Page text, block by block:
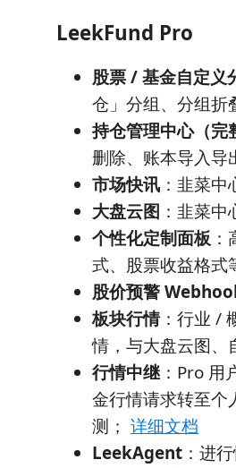
LeekFund Pro
股票 / 基金自定义
仓」分组、分组折
持仓管理中心（完
删除、账本导入导
市场快讯 ：韭菜
大盘云图 ：韭菜
个性化定制面板
式、股票收益格式
股价预警
板块行情：行业 /
情，与大盘云图、
行情中继 ：Pro
金行情请求转至个
测； 详细文档
LeekAgent ：进